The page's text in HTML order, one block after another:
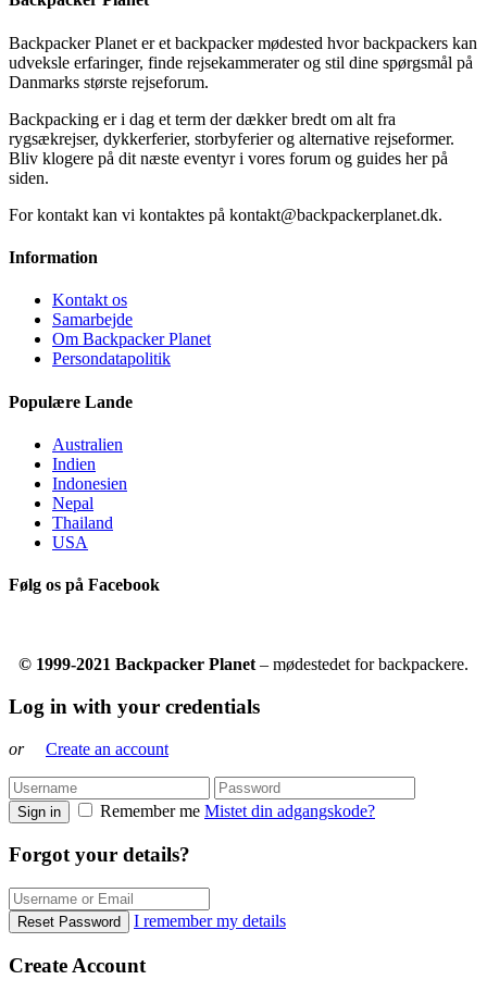
Backpacker Planet er et backpacker mødested hvor backpackers kan
udveksle erfaringer, finde rejsekammerater og stil dine spørgsmål på
Danmarks største rejseforum.
Backpacking er i dag et term der dækker bredt om alt fra
rygsækrejser, dykkerferier, storbyferier og alternative rejseformer.
Bliv klogere på dit næste eventyr i vores forum og guides her på
siden.
For kontakt kan vi kontaktes på kontakt@backpackerplanet.dk.
Information
Kontakt os
Samarbejde
Om Backpacker Planet
Persondatapolitik
Populære Lande
Australien
Indien
Indonesien
Nepal
Thailand
USA
Følg os på Facebook
© 1999-2021 Backpacker Planet – mødestedet for backpackere.
Log in with your credentials
or Create an account
Sign in Remember me Mistet din adgangskode?
Forgot your details?
Reset Password I remember my details
Create Account